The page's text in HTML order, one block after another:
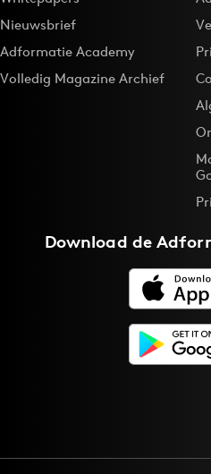
Nieuwsbrief
Adformatie Academy
Volledig Magazine Archief
Download de